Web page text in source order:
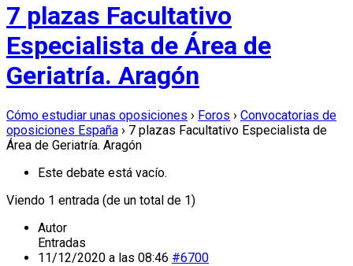
7 plazas Facultativo
Especialista de Área de
Geriatría. Aragón
Cómo estudiar unas oposiciones › Foros › Convocatorias de
oposiciones España › 7 plazas Facultativo Especialista de
Área de Geriatría. Aragón
Este debate está vacío.
Viendo 1 entrada (de un total de 1)
Autor
Entradas
11/12/2020 a las 08:46 #6700